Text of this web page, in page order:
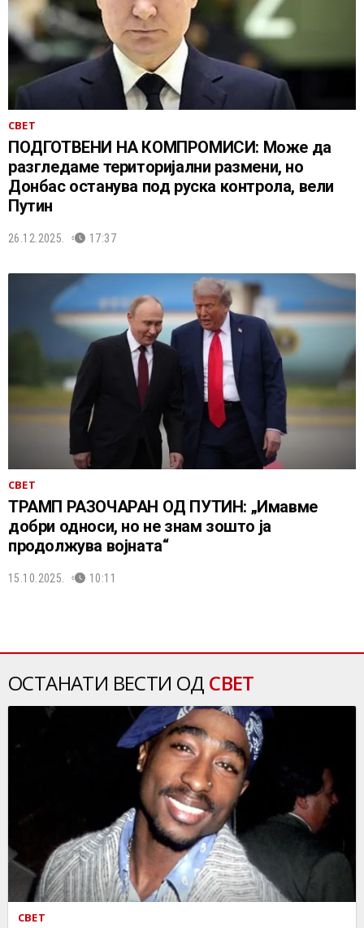
СВЕТ
ПОДГОТВЕНИ НA КОМПРОМИСИ: Може да
разгледаме територијални размени, но
Донбас останува под руска контрола, вели
Путин
26.12.2025. 17:37
СВЕТ
ТРАМП РАЗОЧАРАН ОД ПУТИН: „Имавме
добри односи, но не знам зошто ја
продолжува војната“
15.10.2025. 10:11
ОСТАНАТИ ВЕСТИ ОД СВЕТ
СВЕТ